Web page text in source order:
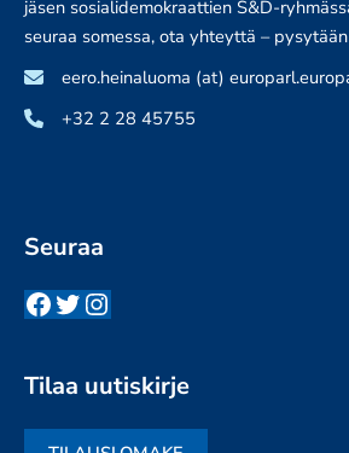
jäsen sosialidemokraattien S&D-
seuraa somessa, ota yhteyttä –
eero.heinaluoma (at)
+32 2 28 45755
Seuraa
Facebook
Twitter
Instagram
Tilaa uutiskirje